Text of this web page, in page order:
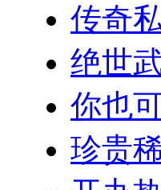
传奇
绝世
你也
珍贵